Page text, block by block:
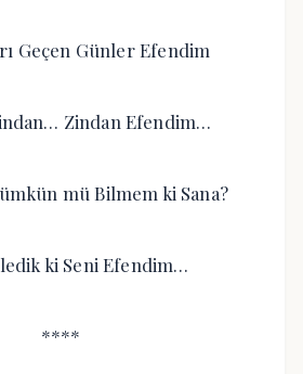
Geçen Günler Efendim
Zindan Efendim…
mü Bilmem ki Sana?
ki Seni Efendim…
****